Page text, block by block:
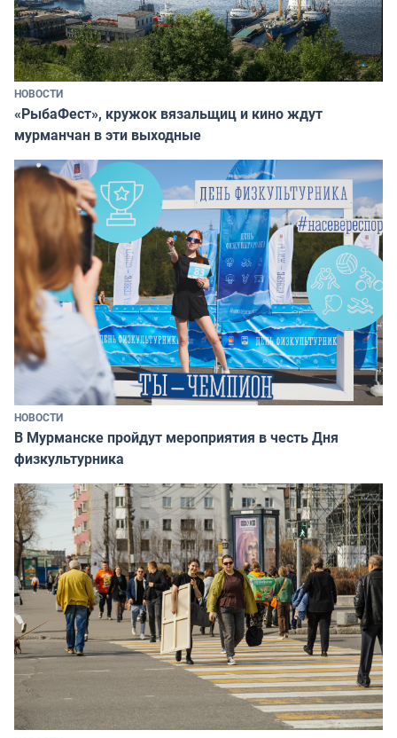
НОВОСТИ
«РыбаФест», кружок вязальщиц и кино ждут
мурманчан в эти выходные
НОВОСТИ
В Мурманске пройдут мероприятия в честь Дня
физкультурника